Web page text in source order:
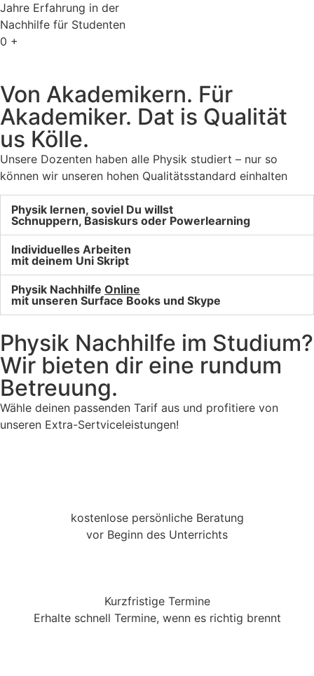
Jahre Erfahrung in der
Nachhilfe für Studenten
0 +
Von Akademikern. Für
Akademiker. Dat is Qualität
us Kölle.
Unsere Dozenten haben alle Physik studiert – nur so
können wir unseren hohen Qualitätsstandard einhalten
Physik lernen, soviel Du willst
Schnuppern, Basiskurs oder Powerlearning
Individuelles Arbeiten
mit deinem Uni Skript
Physik Nachhilfe Online
mit unseren Surface Books und Skype
Physik Nachhilfe im Studium?
Wir bieten dir eine rundum
Betreuung.
Wähle deinen passenden Tarif aus und profitiere von
unseren Extra-Sertviceleistungen!
kostenlose persönliche Beratung
vor Beginn des Unterrichts
Kurzfristige Termine
Erhalte schnell Termine, wenn es richtig brennt